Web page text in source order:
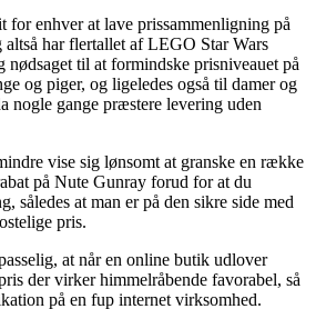
for enhver at lave prissammenligning på
altså har flertallet af LEGO Star Wars
nødsaget til at formindske prisniveauet på
og piger, og ligeledes også til damer og
nogle gange præstere levering uden
vise sig lønsomt at granske en række
på Nute Gunray forud for at du
således at man er på den sikre side med
pris.
at når en online butik udlover
der virker himmelråbende favorabel, så
på en fup internet virksomhed.